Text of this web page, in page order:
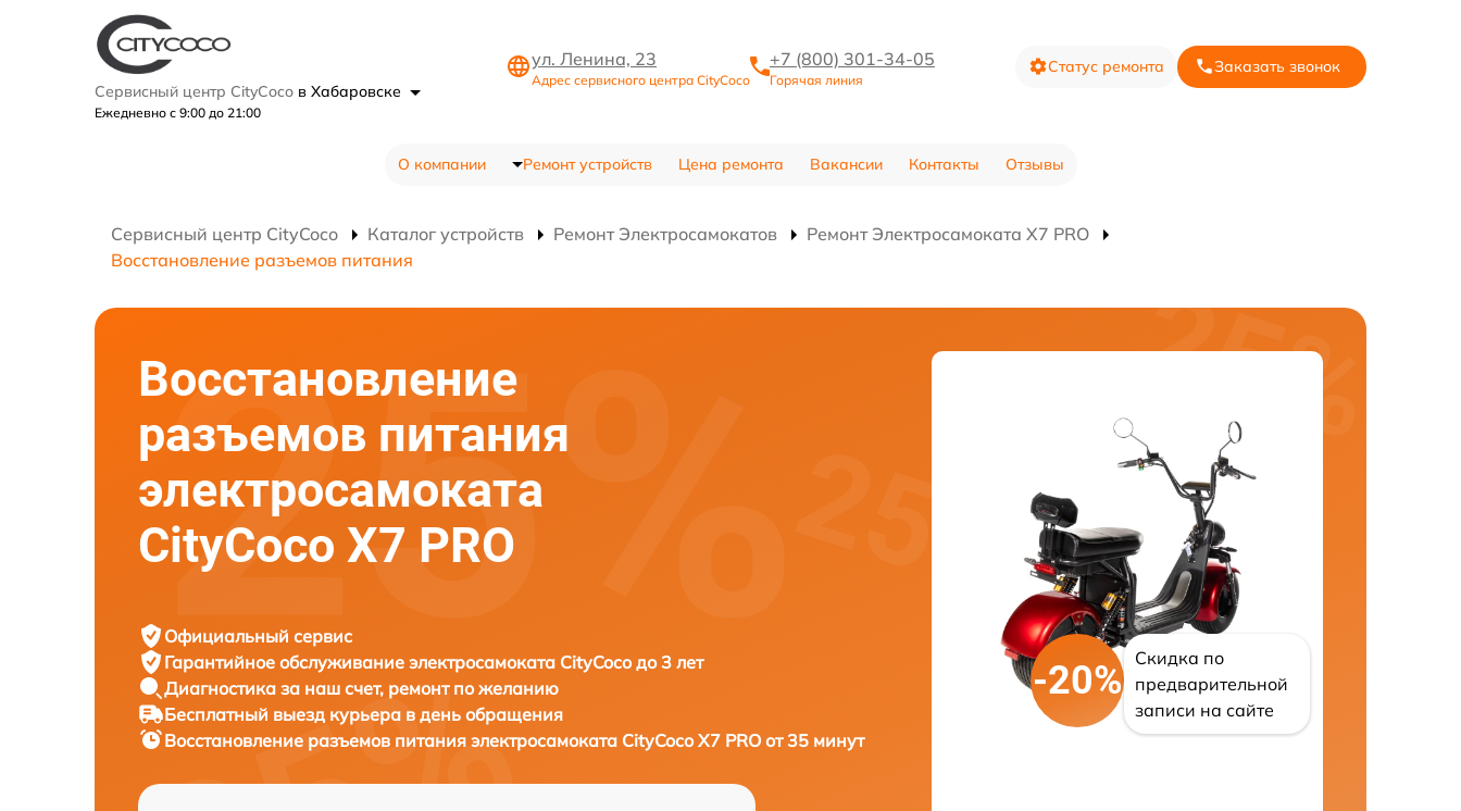
Сервисный центр CityCoco в Хабаровске
Ежедневно с 9:00 до 21:00
ул. Ленина, 23
Адрес сервисного центра CityCoco
+7 (800) 301-34-05
Горячая линия
Статус ремонта Заказать звонок
О компании Ремонт устройств Цена ремонта Вакансии Контакты Отзывы
Сервисный центр CityCoco Каталог устройств Ремонт Электросамокатов
Ремонт Электросамоката X7 PRO
Восстановление разъемов питания
Восстановление
разъемов питания
электросамоката
CityCoco X7 PRO
Официальный сервис
Гарантийное обслуживание электросамоката CityCoco до 3 лет
Диагностика за наш счет, ремонт по желанию
Бесплатный выезд курьера в день обращения
Восстановление разъемов питания электросамоката CityCoco X7 PRO от 35 минут
-20%
Скидка по
предварительной
записи на сайте